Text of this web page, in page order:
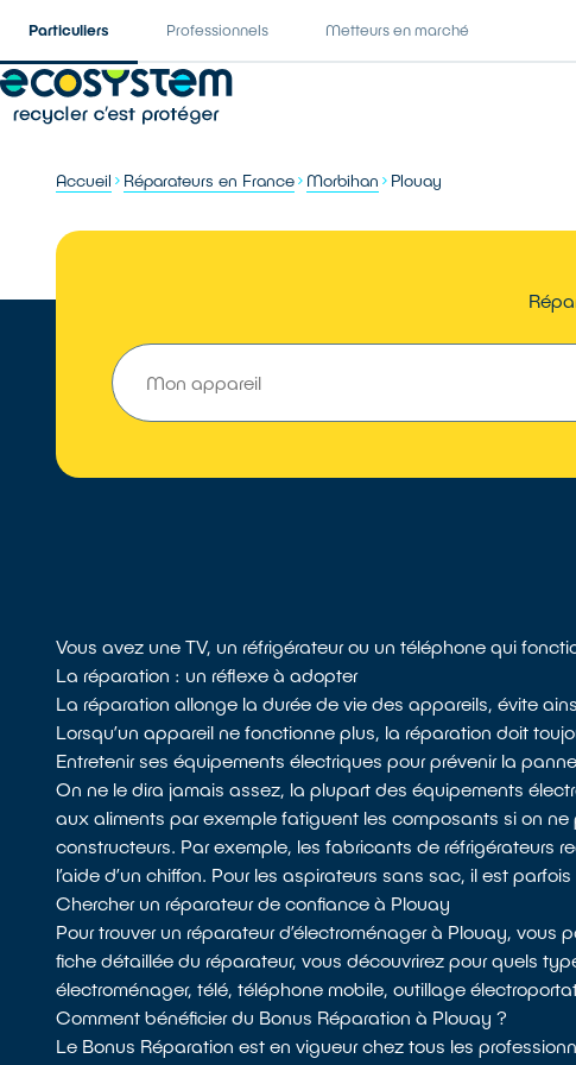
Particuliers Professionnels Metteurs en marché
Accueil Réparateurs en France Morbihan Plouay
Vous avez une TV, un réfrigérateur ou un téléphone qui
La réparation : un réflexe à adopter
La réparation allonge la durée de vie des appareils, évite
Lorsqu’un appareil ne fonctionne plus, la réparation doit
Entretenir ses équipements électriques pour prévenir la panne
On ne le dira jamais assez, la plupart des équipements
aux aliments par exemple fatiguent les composants si on
constructeurs. Par exemple, les fabricants de réfrigérateurs
l’aide d’un chiffon. Pour les aspirateurs sans sac, il est
Chercher un réparateur de confiance à Plouay
Pour trouver un réparateur d’électroménager à Plouay, vous
fiche détaillée du réparateur, vous découvrirez pour quels
électroménager, télé, téléphone mobile, outillage
Comment bénéficier du Bonus Réparation à Plouay ?
Le Bonus Réparation est en vigueur chez tous les